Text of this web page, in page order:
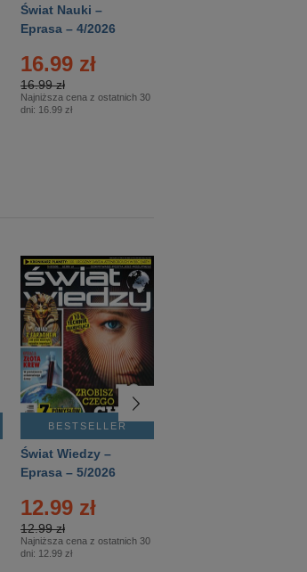
Świat Nauki –
Eprasa – 4/2026
16.99 zł
16.99 zł
Najniższa cena z ostatnich 30
dni: 16.99 zł
BESTSELLER
Świat Wiedzy –
Eprasa – 5/2026
12.99 zł
12.99 zł
Najniższa cena z ostatnich 30
dni: 12.99 zł